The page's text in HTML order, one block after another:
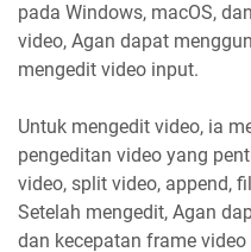
pada Windows, macOS,
video, Agan dapat
mengedit video input.
Untuk mengedit video, ia
pengeditan video yang
video, split video, append,
Setelah mengedit, Agan
dan kecepatan frame